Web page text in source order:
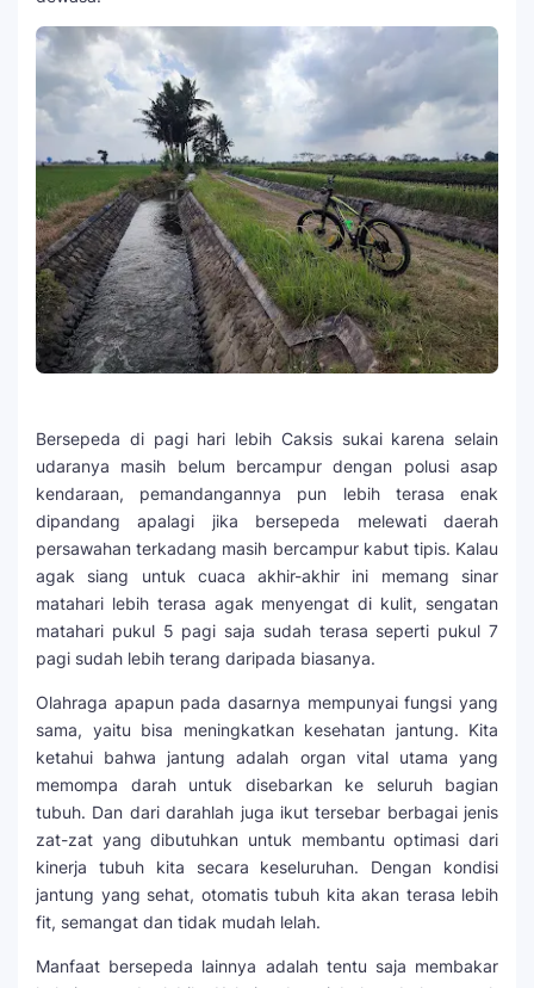
Bersepeda di pagi hari lebih Caksis sukai karena selain
udaranya masih belum bercampur dengan polusi asap
kendaraan, pemandangannya pun lebih terasa enak
dipandang apalagi jika bersepeda melewati daerah
persawahan terkadang masih bercampur kabut tipis. Kalau
agak siang untuk cuaca akhir-akhir ini memang sinar
matahari lebih terasa agak menyengat di kulit, sengatan
matahari pukul 5 pagi saja sudah terasa seperti pukul 7
pagi sudah lebih terang daripada biasanya.
Olahraga apapun pada dasarnya mempunyai fungsi yang
sama, yaitu bisa meningkatkan kesehatan jantung. Kita
ketahui bahwa jantung adalah organ vital utama yang
memompa darah untuk disebarkan ke seluruh bagian
tubuh. Dan dari darahlah juga ikut tersebar berbagai jenis
zat-zat yang dibutuhkan untuk membantu optimasi dari
kinerja tubuh kita secara keseluruhan. Dengan kondisi
jantung yang sehat, otomatis tubuh kita akan terasa lebih
fit, semangat dan tidak mudah lelah.
Manfaat bersepeda lainnya adalah tentu saja membakar